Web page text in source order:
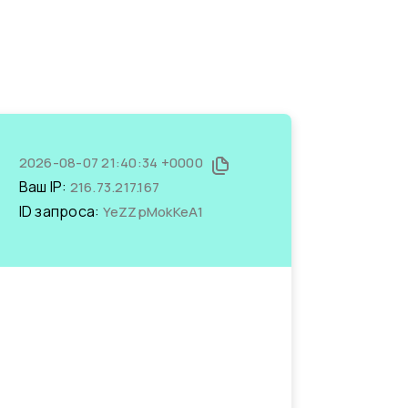
2026-08-07 21:40:34 +0000
Ваш IP: 216.73.217.167
ID запроса: YeZZpMokKeA1